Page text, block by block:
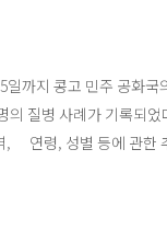
입장
40f1-4635-
게시
가능 평가, Ervebo는
가 동물 모델에서 안데
제기되고 있다.
까지 콩고 민주 공화국
질병 사례가 기록되었
, 연령, 성별 등에 관한
사례도 의료 시설이